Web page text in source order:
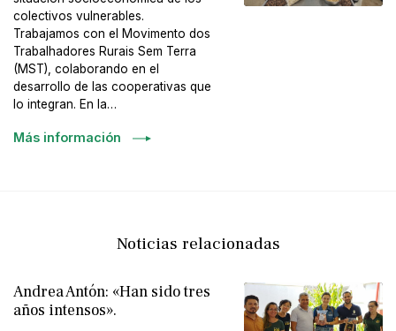
colectivos vulnerables.
Trabajamos con el Movimento dos
Trabalhadores Rurais Sem Terra
(MST), colaborando en el
desarrollo de las cooperativas que
lo integran. En la…
Más información
Noticias relacionadas
Andrea Antón: «Han sido tres
años intensos».